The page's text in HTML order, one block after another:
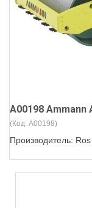
A00198 Ammann
(Код: A00198)
Производитель: Ros